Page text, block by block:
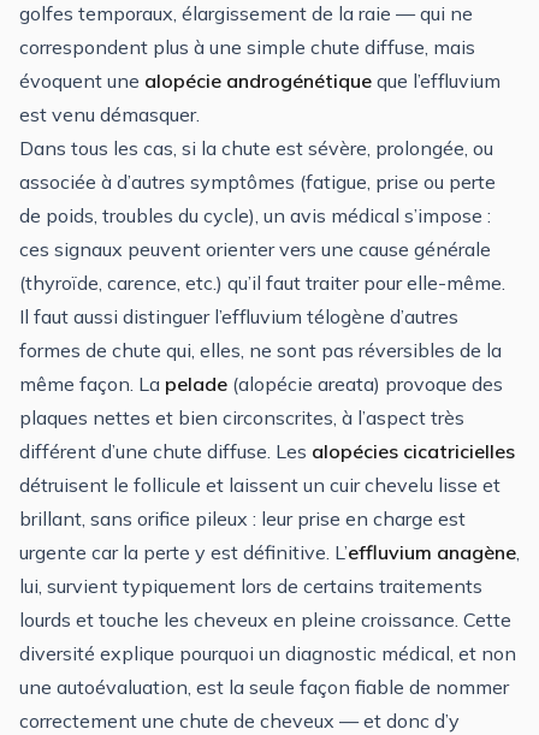
golfes temporaux, élargissement de la raie — qui ne
correspondent plus à une simple chute diffuse, mais
évoquent une alopécie androgénétique que l’effluvium
est venu démasquer.
Dans tous les cas, si la chute est sévère, prolongée, ou
associée à d’autres symptômes (fatigue, prise ou perte
de poids, troubles du cycle), un avis médical s’impose :
ces signaux peuvent orienter vers une cause générale
(thyroïde, carence, etc.) qu’il faut traiter pour elle-même.
Il faut aussi distinguer l’effluvium télogène d’autres
formes de chute qui, elles, ne sont pas réversibles de la
même façon. La pelade (alopécie areata) provoque des
plaques nettes et bien circonscrites, à l’aspect très
différent d’une chute diffuse. Les alopécies cicatricielles
détruisent le follicule et laissent un cuir chevelu lisse et
brillant, sans orifice pileux : leur prise en charge est
urgente car la perte y est définitive. L’effluvium anagène,
lui, survient typiquement lors de certains traitements
lourds et touche les cheveux en pleine croissance. Cette
diversité explique pourquoi un diagnostic médical, et non
une autoévaluation, est la seule façon fiable de nommer
correctement une chute de cheveux — et donc d’y